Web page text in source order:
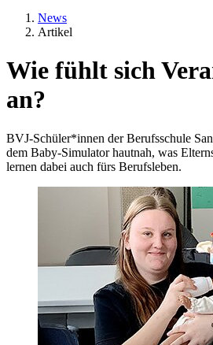
News
Artikel
Wie fühlt sich
an?
BVJ-Schüler*innen der Berufsschule
dem Baby-Simulator hautnah, was
lernen dabei auch fürs Berufsleben.